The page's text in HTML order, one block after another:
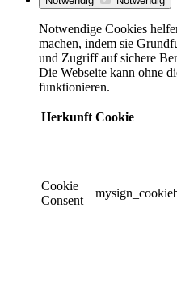
Notwendige Cookies
machen, indem sie
und Zugriff auf sichere
Die Webseite kann ohne
funktionieren.
Herkunft Cookie
Cookie
Consent